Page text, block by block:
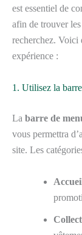
est essentiel de
afin de trouver
recherchez. Voici
expérience :
1. Utilisez la
La barre de
vous permettra
site. Les